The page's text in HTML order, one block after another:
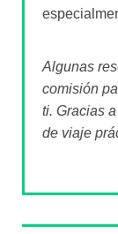
Algunas
comisión
ti. Gracias
de viaje